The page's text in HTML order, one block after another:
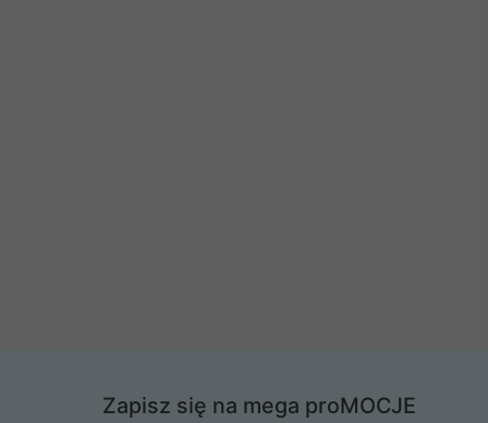
Zapisz się na mega proMOCJE